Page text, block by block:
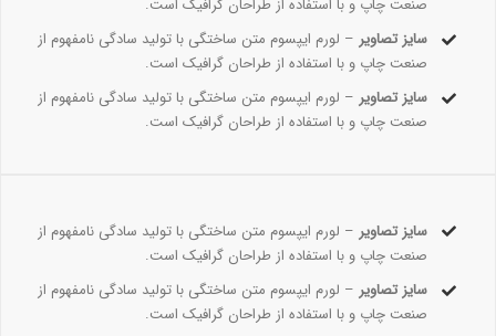
صنعت چاپ و با استفاده از طراحان گرافیک است.
سایز تصاویر – لورم ایپسوم متن ساختگی با تولید سادگی نامفهوم از
صنعت چاپ و با استفاده از طراحان گرافیک است.
سایز تصاویر – لورم ایپسوم متن ساختگی با تولید سادگی نامفهوم از
صنعت چاپ و با استفاده از طراحان گرافیک است.
سایز تصاویر – لورم ایپسوم متن ساختگی با تولید سادگی نامفهوم از
صنعت چاپ و با استفاده از طراحان گرافیک است.
سایز تصاویر – لورم ایپسوم متن ساختگی با تولید سادگی نامفهوم از
صنعت چاپ و با استفاده از طراحان گرافیک است.